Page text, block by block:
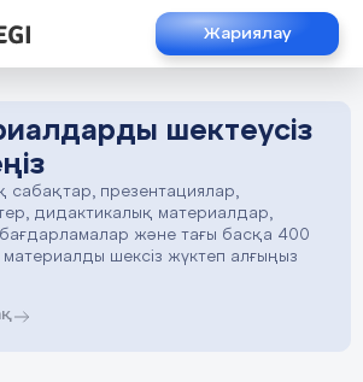
Жариялау
шектеусіз
презентациялар,
дидактикалық материалдар,
және тағы басқа 400
шексіз жүктеп алғыңыз